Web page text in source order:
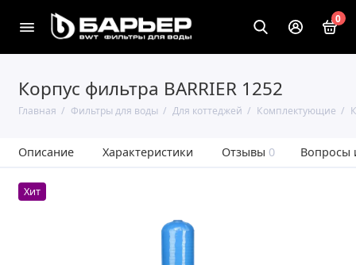
0
Корпус фильтра BARRIER 1252
Главная Фильтры для воды Для коттеджей Комплектующие
Описание Характеристики Отзывы 0 Вопросы
Хит